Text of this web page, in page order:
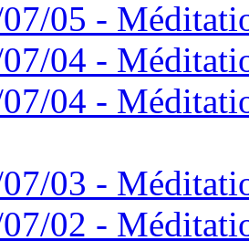
05 -
04 -
04 -
03 -
02 -